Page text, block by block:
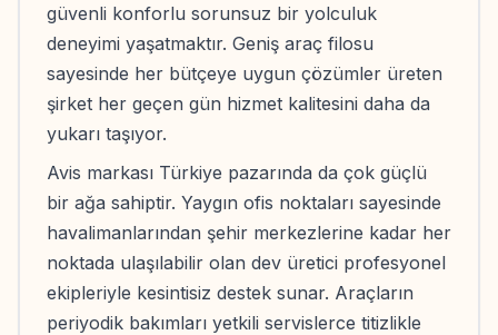
güvenli konforlu sorunsuz bir yolculuk
deneyimi yaşatmaktır. Geniş araç filosu
sayesinde her bütçeye uygun çözümler üreten
şirket her geçen gün hizmet kalitesini daha da
yukarı taşıyor.
Avis markası Türkiye pazarında da çok güçlü
bir ağa sahiptir. Yaygın ofis noktaları sayesinde
havalimanlarından şehir merkezlerine kadar her
noktada ulaşılabilir olan dev üretici profesyonel
ekipleriyle kesintisiz destek sunar. Araçların
periyodik bakımları yetkili servislerce titizlikle